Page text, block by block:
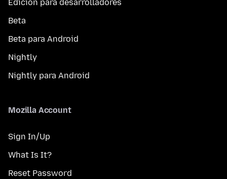
Edición para desarrolladores
Beta
Beta para Android
Nightly
Nightly para Android
Mozilla Account
Sign In/Up
What Is It?
Reset Password